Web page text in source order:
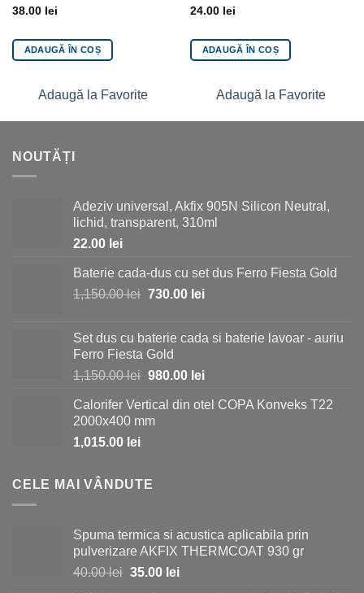
38.00 lei
ADAUGĂ ÎN COȘ
Adaugă la Favorite
24.00 lei
ADAUGĂ ÎN COȘ
Adaugă la Favorite
NOUTĂȚI
Adeziv universal, Akfix 905N Silicon Neutral,
lichid, transparent, 310ml
22.00 lei
Baterie cada-dus cu set dus Ferro Fiesta Gold
1,150.00lei Prețul
fost:
1,150.00 lei.
730.00 leiPrețul
730.00 lei.
Set dus cu baterie cada si baterie lavoar - auriu
Ferro Fiesta Gold
1,150.00lei Prețul
a
fost:
980.00 leiPrețul
este:
Calorifer Vertical din otel COPA Konveks T22
2000x400 mm
1,015.00 lei
CELE MAI VÂNDUTE
Spuma termica si acustica aplicabila prin
pulverizare AKFIX THERMCOAT 930 gr
40.00lei Prețul
35.00 leiPrețul